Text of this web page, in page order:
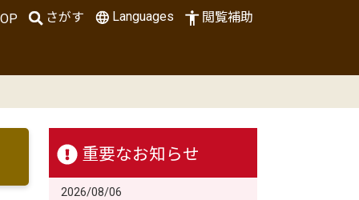
さがす Languages 閲覧補助
重要なお知らせ
2026/08/06